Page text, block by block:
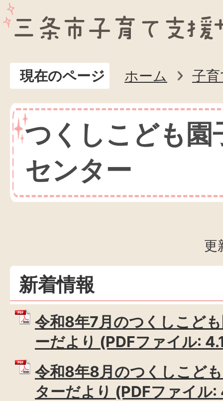
現在のページ ホーム 子
つくしこども園
センター
更
新着情報
令和8年7月のつくしこど
ーだより (PDFファイル:
令和8年8月のつくしこど
ターだより (PDFファイル: